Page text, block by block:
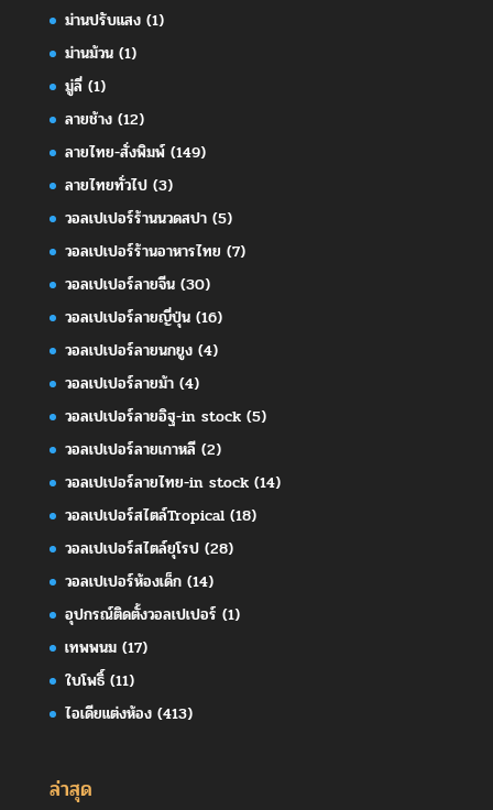
ม่านปรับแสง(1)
ม่านม้วน(1)
มู่ลี่(1)
ลายช้าง(12)
ลายไทย-สั่งพิมพ์(149)
ลายไทยทั่วไป(3)
วอลเปเปอร์ร้านนวดสปา(5)
วอลเปเปอร์ร้านอาหารไทย (7)
วอลเปเปอร์ลายจีน(30)
วอลเปเปอร์ลายญี่ปุ่น(16)
วอลเปเปอร์ลายนกยูง(4)
วอลเปเปอร์ลายม้า(4)
วอลเปเปอร์ลายอิฐ-in stock(5)
วอลเปเปอร์ลายเกาหลี(2)
วอลเปเปอร์ลายไทย-in stock(14)
วอลเปเปอร์สไตล์Tropical(18)
วอลเปเปอร์สไตล์ยุโรป(28)
วอลเปเปอร์ห้องเด็ก(14)
อุปกรณ์ติดตั้งวอลเปเปอร์ (1)
เทพพนม(17)
ใบโพธิ์(11)
ไอเดียแต่งห้อง(413)
ล่าสุด